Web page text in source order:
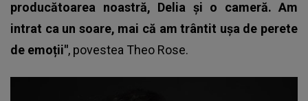
producătoarea noastră, Delia și o cameră. Am
intrat ca un soare, mai că am trântit ușa de perete
de emoții", povestea Theo Rose.